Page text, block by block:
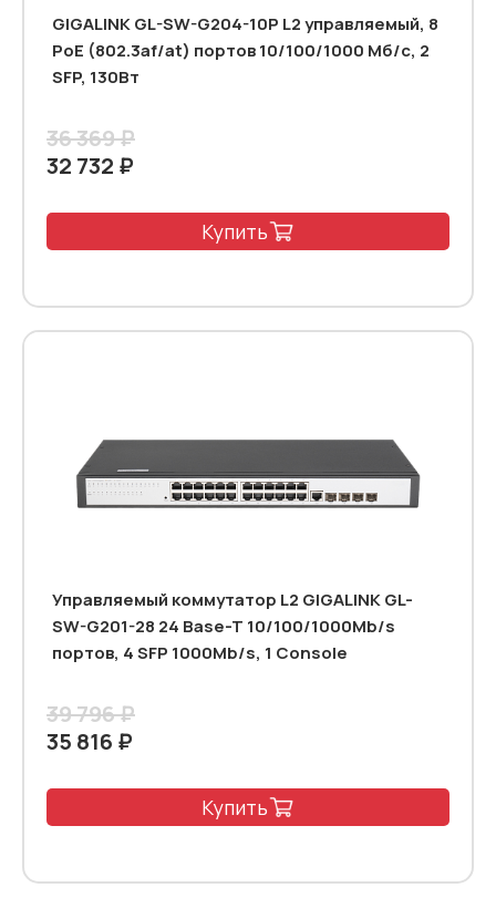
GIGALINK GL-SW-G204-10P L2 управляемый, 8
PoE (802.3af/at) портов 10/100/1000 Мб/с, 2
SFP, 130Вт
36 369 ₽
32 732 ₽
Купить
Управляемый коммутатор L2 GIGALINK GL-
SW-G201-28 24 Base-T 10/100/1000Mb/s
портов, 4 SFP 1000Mb/s, 1 Console
39 796 ₽
35 816 ₽
Купить